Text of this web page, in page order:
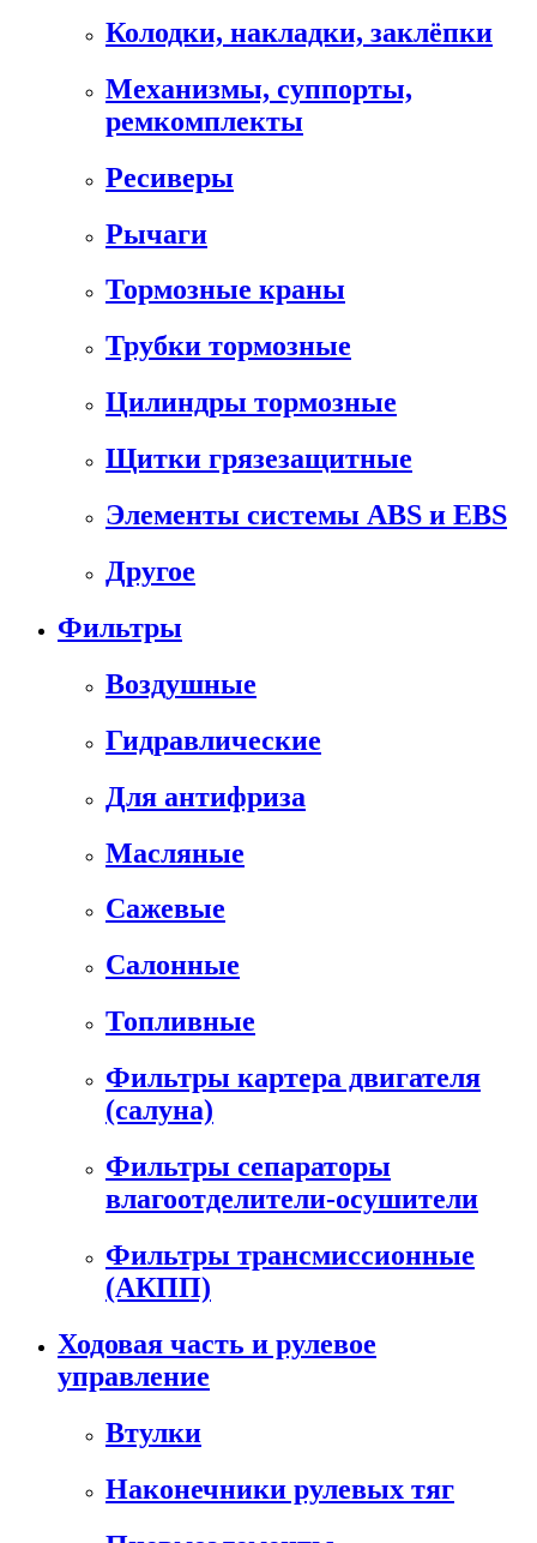
Колодки, накладки, заклёпки
Механизмы, суппорты,
ремкомплекты
Ресиверы
Рычаги
Тормозные краны
Трубки тормозные
Цилиндры тормозные
Щитки грязезащитные
Элементы системы ABS и EBS
Другое
Фильтры
Воздушные
Гидравлические
Для антифриза
Масляные
Сажевые
Салонные
Топливные
Фильтры картера двигателя
(салуна)
Фильтры сепараторы
влагоотделители-осушители
Фильтры трансмиссионные
(АКПП)
Ходовая часть и рулевое
управление
Втулки
Наконечники рулевых тяг